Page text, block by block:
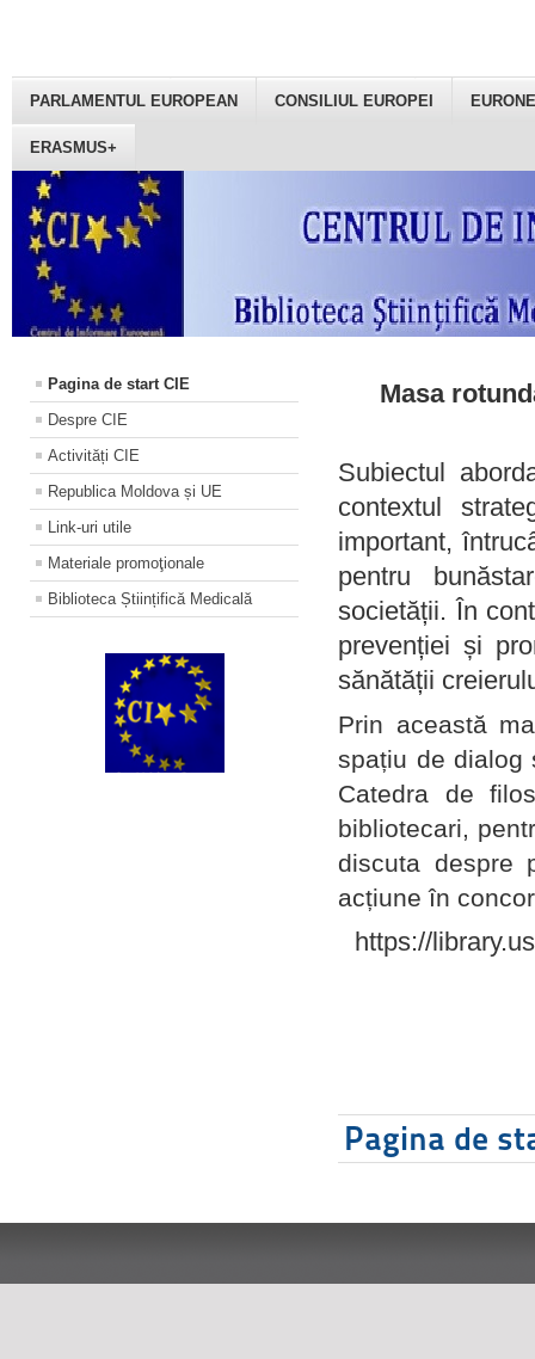
PARLAMENTUL EUROPEAN CONSILIUL EUROPEI
ERASMUS+
Pagina de start CIE
Despre CIE
Activități CIE
Republica Moldova și UE
Link-uri utile
Materiale promoţionale
Biblioteca Științifică Medicală
Masa
Subiectul
contextul
important,
pentru
societății. În
prevenției și
sănătății
Prin această
spațiu de dialog
Catedra de
bibliotecari,
discuta despre
acțiune în
https://
Pagina de